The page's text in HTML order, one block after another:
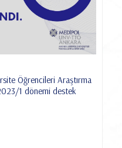
Öğrencileri Araştırma
1 dönemi destek